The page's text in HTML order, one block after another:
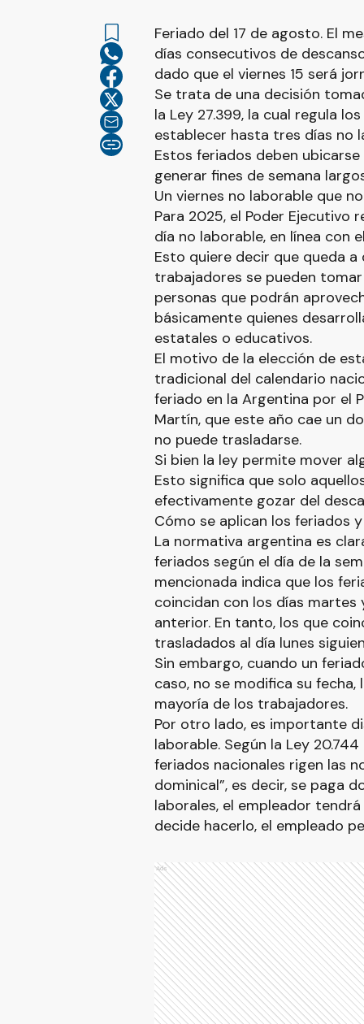
Feriado del 17 de agosto. El
días consecutivos de
dado que el viernes 15 será
Se trata de una decisión
la Ley 27.399, la cual regula
establecer hasta tres días no
Estos feriados deben
generar fines de semana
Un viernes no laborable que
Para 2025, el Poder Ejecutivo
día no laborable, en línea con
Esto quiere decir que queda
trabajadores se pueden
personas que podrán
básicamente quienes
estatales o educativos.
El motivo de la elección de
tradicional del calendario
feriado en la Argentina por el
Martín, que este año cae un
no puede trasladarse.
Si bien la ley permite mover
Esto significa que solo
efectivamente gozar del
Cómo se aplican los feriados
La normativa argentina es
feriados según el día de la
mencionada indica que los
coincidan con los días martes
anterior. En tanto, los que
trasladados al día lunes
Sin embargo, cuando un
caso, no se modifica su
mayoría de los trabajadores.
Por otro lado, es importante
laborable. Según la Ley
feriados nacionales rigen las
dominical”, es decir, se paga
laborales, el empleador
decide hacerlo, el empleado
Ads